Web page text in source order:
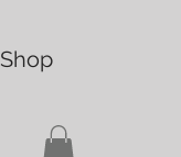
Shop